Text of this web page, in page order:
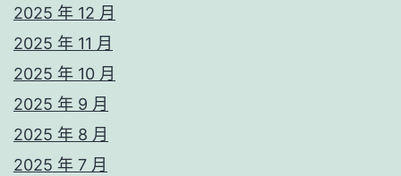
2025 年 12 月
2025 年 11 月
2025 年 10 月
2025 年 9 月
2025 年 8 月
2025 年 7 月